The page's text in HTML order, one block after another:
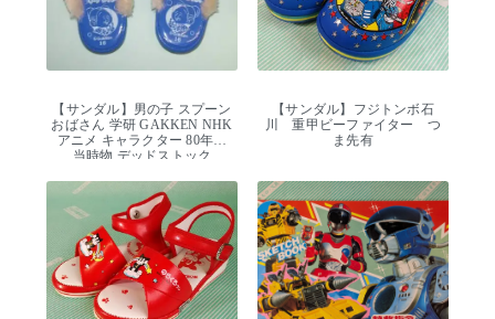
【サンダル】男の子 スプーン
おばさん 学研 GAKKEN NHK
アニメ キャラクター 80年代
当時物 デッドストック
【サンダル】フジトンボ石
川 重甲ビーファイター つ
ま先有